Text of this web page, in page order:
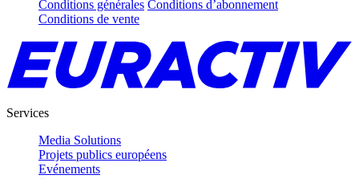
Conditions générales Conditions d’abonnement
Conditions de vente
Services
Media Solutions
Projets publics européens
Evénements